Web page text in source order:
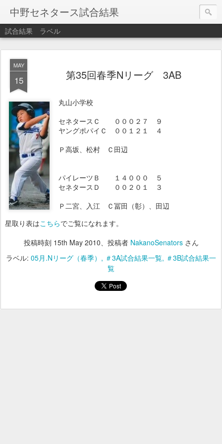
中野セネタース試合結果
試合結果 ラベル
MAY
15 第35回春季Nリーグ 3AB
丸山小学校
セネタースＣ ０００２７ ９
ヤングポパイＣ ００１２１ ４
Ｐ高坂、松村 Ｃ田辺
パイレーツＢ １４０００ ５
セネタースＤ ００２０１ ３
Ｐ二宮、入江 Ｃ冨田（彰）、田辺
星取り表はこちらでご覧になれます。
投稿時刻 15th May 2010 、投稿者 NakanoSenatorsさん
ラベル: 05月.Nリーグ（春季） ＃3A試合結果一覧 ＃3B試合結果一
覧